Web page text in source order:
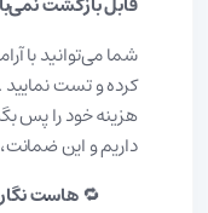
شما می‌توانید با
کرده و تست
هزینه خود را پس
داریم و این
🔁هاست